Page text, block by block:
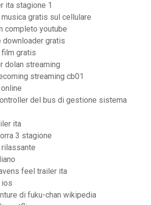
ita stagione 1
gratis sul cellulare
completo youtube
downloader gratis
gratis
dolan streaming
streaming cb01
del bus di gestione sistema
ita
3 stagione
feel trailer ita
ios
di fuku-chan wikipedia